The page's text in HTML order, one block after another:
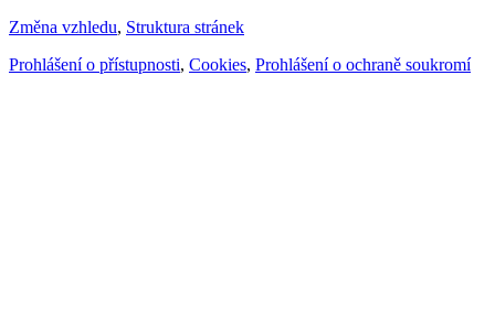
Změna vzhledu, Struktura stránek
Prohlášení o přístupnosti, Cookies, Prohlášení o ochraně soukromí